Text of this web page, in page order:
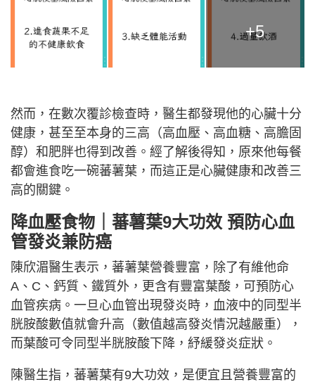
+5
然而，在數次覆診檢查時，醫生都發現他的心臟十分
健康，甚至至本身的三高（高血壓、高血糖、高膽固
醇）和肥胖也得到改善。經了解後得知，原來他每餐
都會進食吃一碗蕃薯葉，而這正是心臟健康和改善三
高的關鍵。
降血壓食物｜蕃薯葉9大功效 預防心血
管發炎兼防癌
陳欣湄醫生表示，蕃薯葉營養豐富，除了有維他命
A、C、鈣質、鐵質外，更含有豐富葉酸，可預防心
血管疾病。一旦心血管出現發炎時，血液中的同型半
胱胺酸數值就會升高（數值越高發炎情況越嚴重），
而葉酸可令同型半胱胺酸下降，紓緩發炎症狀。
陳醫生指，蕃薯葉有9大功效，是便宜且營養豐富的